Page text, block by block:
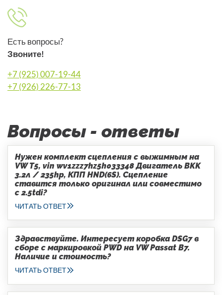
Есть вопросы?
Звоните!
+7 (925) 007-19-44
+7 (926) 226-77-13
Вопросы - ответы
Нужен комплект сцепления с выжимным на
VW T5, vin wv1zzz7hz5h033348 Двигатель BKK
3.2л / 235hp, КПП HND(6S). Сцепление
ставится только оригинал или совместимо
с 2.5tdi?
ЧИТАТЬ ОТВЕТ
Здравствуйте. Интересует коробка DSG7 в
сборе с маркировкой PWD на VW Passat B7.
Наличие и стоимость?
ЧИТАТЬ ОТВЕТ